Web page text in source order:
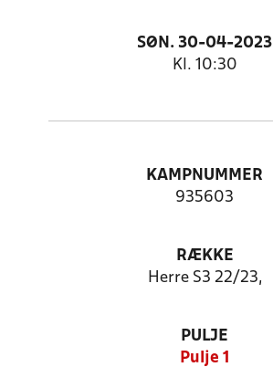
SØN. 30-04-2023
Kl. 10:30
KAMPNUMMER
935603
RÆKKE
Herre S3 22/23,
PULJE
Pulje 1